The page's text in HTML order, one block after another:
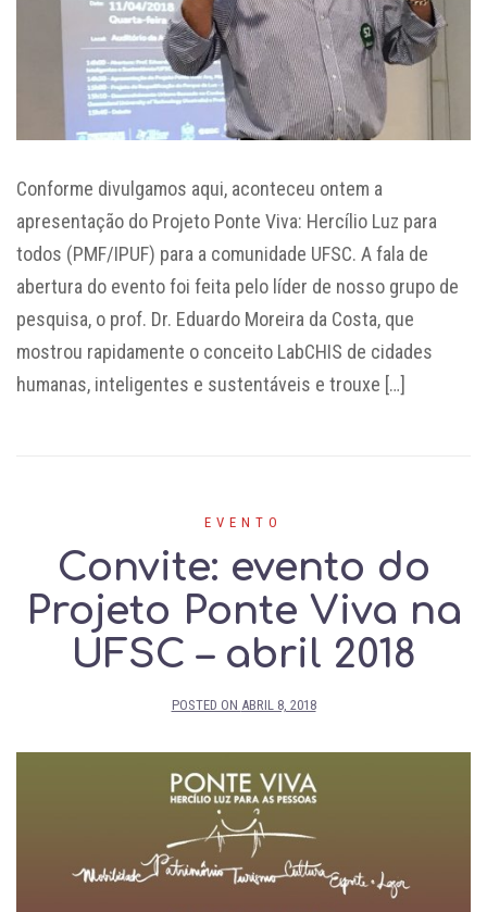
Conforme divulgamos aqui, aconteceu ontem a
apresentação do Projeto Ponte Viva: Hercílio Luz para
todos (PMF/IPUF) para a comunidade UFSC. A fala de
abertura do evento foi feita pelo líder de nosso grupo de
pesquisa, o prof. Dr. Eduardo Moreira da Costa, que
mostrou rapidamente o conceito LabCHIS de cidades
humanas, inteligentes e sustentáveis e trouxe […]
EVENTO
Convite: evento do
Projeto Ponte Viva na
UFSC – abril 2018
POSTED ON ABRIL 8, 2018